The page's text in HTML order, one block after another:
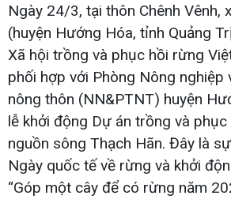
Ngày 24/3, tại thôn Chênh Vênh,
(huyện Hướng Hóa, tỉnh Quảng
Xã hội trồng và phục hồi rừng
phối hợp với Phòng Nông nghiệp
nông thôn (NN&PTNT) huyện
lễ khởi động Dự án trồng và
nguồn sông Thạch Hãn. Đây là
Ngày quốc tế về rừng và khởi
“Góp một cây để có rừng năm